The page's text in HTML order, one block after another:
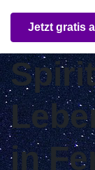
Jetzt gratis
in